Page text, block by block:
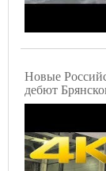
Новые
дебют